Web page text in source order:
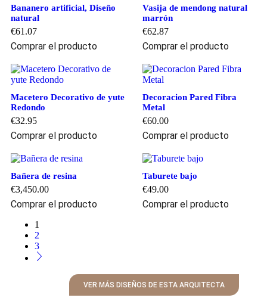
Bananero artificial, Diseño
natural
€61.07
Comprar el producto
Vasija de mendong natural
marrón
€62.87
Comprar el producto
Macetero Decorativo de yute
Redondo
€32.95
Comprar el producto
Decoracion Pared Fibra
Metal
€60.00
Comprar el producto
Bañera de resina
€3,450.00
Comprar el producto
Taburete bajo
€49.00
Comprar el producto
1
2
3
VER MÁS DISEÑOS DE ESTA ARQUITECTA